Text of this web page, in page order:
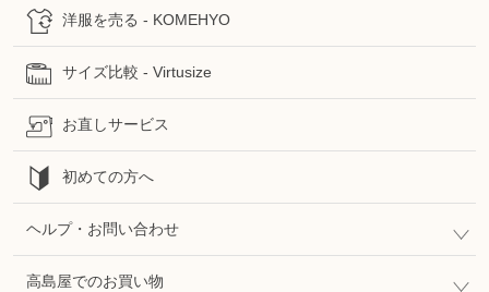
洋服を売る - KOMEHYO
サイズ比較 - Virtusize
お直しサービス
初めての方へ
ヘルプ・お問い合わせ
高島屋でのお買い物